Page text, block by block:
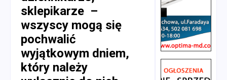
sklepikarze –
wszyscy mogą się
pochwalić
wyjątkowym dniem,
który należy